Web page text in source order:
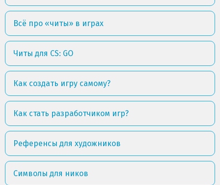
Всё про «читы» в играх
Читы для CS: GO
Как создать игру самому?
Как стать разработчиком игр?
Референсы для художников
Символы для ников